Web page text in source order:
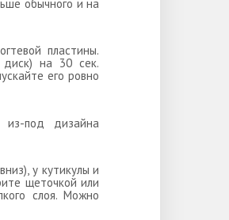
обычного и на
пластины.
на 30 сек.
его ровно
под дизайна
у кутикулы и
щеточкой или
слоя. Можно